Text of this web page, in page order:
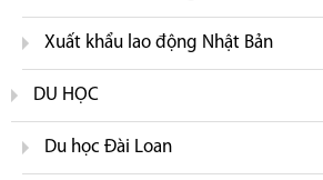
Xuất khẩu lao động Nhật Bản
DU HỌC
Du học Đài Loan